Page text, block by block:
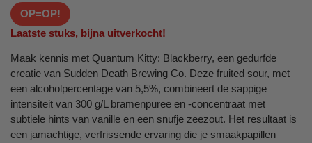
OP=OP!
Laatste stuks, bijna uitverkocht!
Maak kennis met Quantum Kitty: Blackberry, een gedurfde
creatie van Sudden Death Brewing Co. Deze fruited sour, met
een alcoholpercentage van 5,5%, combineert de sappige
intensiteit van 300 g/L bramenpuree en -concentraat met
subtiele hints van vanille en een snufje zeezout. Het resultaat is
een jamachtige, verfrissende ervaring die je smaakpapillen